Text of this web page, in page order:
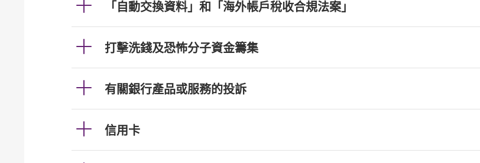
「自動交換資料」和「海外帳戶稅收合規法案」
打擊洗錢及恐怖分子資金籌集
有關銀行產品或服務的投訴
信用卡